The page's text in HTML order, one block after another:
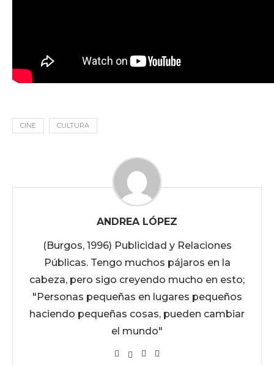
CINE CULTURA
ANDREA LÓPEZ
(Burgos, 1996) Publicidad y Relaciones
Públicas. Tengo muchos pájaros en la
cabeza, pero sigo creyendo mucho en esto;
"Personas pequeñas en lugares pequeños
haciendo pequeñas cosas, pueden cambiar
el mundo"